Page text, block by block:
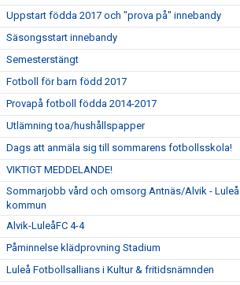
Uppstart födda 2017 och "prova på" innebandy
Säsongsstart innebandy
Semesterstängt
Fotboll för barn född 2017
Provapå fotboll födda 2014-2017
Utlämning toa/hushållspapper
Dags att anmäla sig till sommarens fotbollsskola!
VIKTIGT MEDDELANDE!
Sommarjobb vård och omsorg Antnäs/Alvik - Luleå
kommun
Alvik-LuleåFC 4-4
Påminnelse klädprovning Stadium
Luleå Fotbollsallians i Kultur & fritidsnämnden